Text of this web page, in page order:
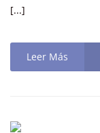
[...]
Leer Más